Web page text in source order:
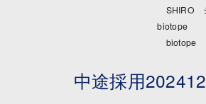
SHIRO
biotope
biotope
中途採用